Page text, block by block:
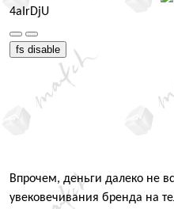
4aIrDjU
fs disable
Впрочем, деньги далеко не
увековечивания бренда на